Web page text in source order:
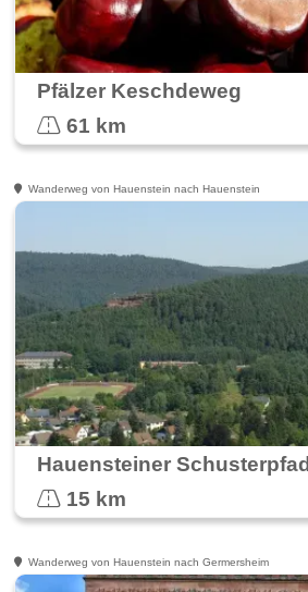
Pfälzer Keschdeweg
61 km
Wanderweg von Hauenstein nach Hauenstein
Hauensteiner Schusterpfad
15 km
Wanderweg von Hauenstein nach Germersheim